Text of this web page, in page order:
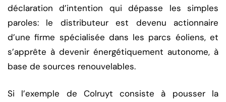
déclaration d’intention qui dépasse les simples
paroles: le distributeur est devenu actionnaire
d’une firme spécialisée dans les parcs éoliens, et
s’apprête à devenir énergétiquement autonome, à
base de sources renouvelables.
Si l’exemple de Colruyt consiste à pousser la